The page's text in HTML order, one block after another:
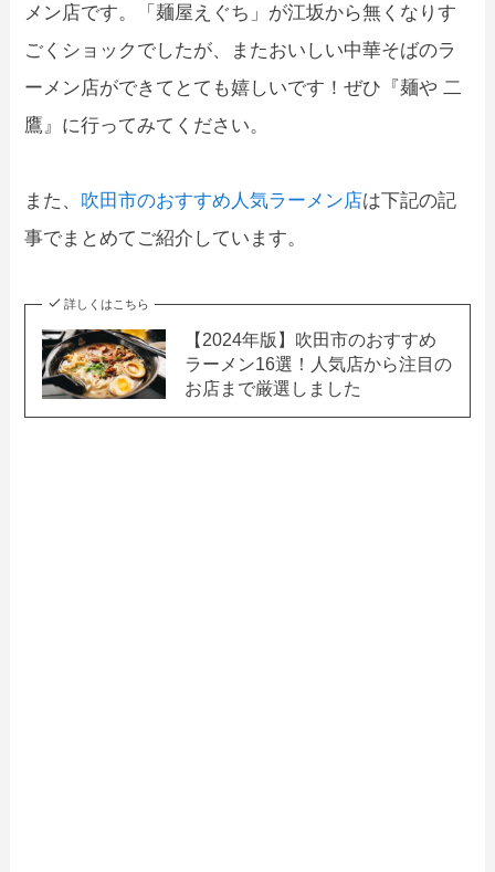
メン店です。「麺屋えぐち」が江坂から無くなりす
ごくショックでしたが、またおいしい中華そばのラ
ーメン店ができてとても嬉しいです！ぜひ『麺や 二
鷹』に行ってみてください。
また、 吹田市のおすすめ人気ラーメン店は下記の記
事でまとめてご紹介しています。
詳しくはこちら
【2024年版】吹田市のおすすめ
ラーメン16選！人気店から注目の
お店まで厳選しました